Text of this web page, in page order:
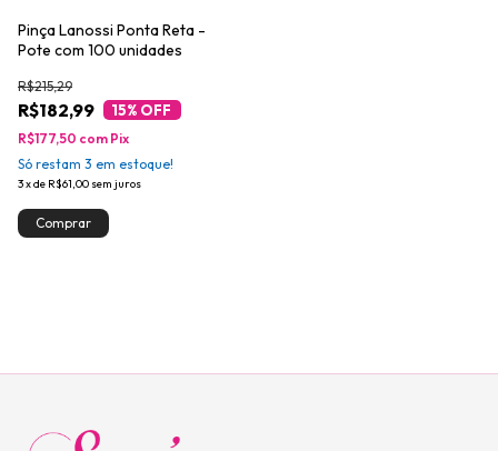
Pinça Lanossi Ponta Reta -
Pote com 100 unidades
R$182,99
R$215,29
15% OFF
3xde R$61,00 sem juros
R$177,50 com Pix
Só restam 3 em estoque!